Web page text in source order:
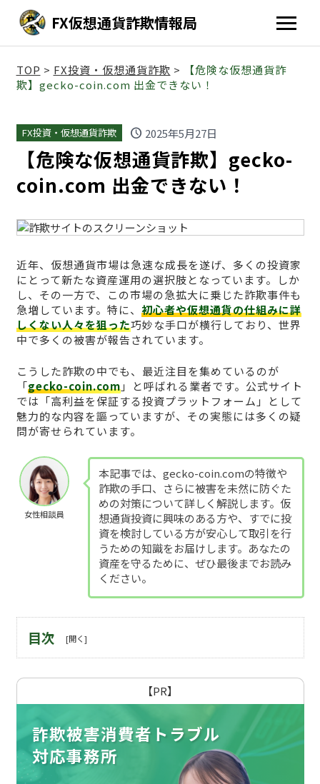
FX仮想通貨詐欺情報局
TOP > FX投資・仮想通貨詐欺 >
【危険な仮想通貨詐
欺】gecko-coin.com 出金できない！
FX投資・仮想通貨詐欺 schedule 2025年5月27日
【危険な仮想通貨詐欺】gecko-
coin.com 出金できない！
近年、仮想通貨市場は急速な成長を遂げ、多くの投資家
にとって新たな資産運用の選択肢となっています。しか
し、その一方で、この市場の急拡大に乗じた詐欺事件も
急増しています。特に、 初心者や仮想通貨の仕組みに詳
しくない人々を狙った巧妙な手口が横行しており、世界
中で多くの被害が報告されています。
こうした詐欺の中でも、最近注目を集めているのが
「gecko-coin.com」と呼ばれる業者です。公式サイト
では「高利益を保証する投資プラットフォーム」として
魅力的な内容を謳っていますが、その実態には多くの疑
問が寄せられています。
女性相談員
本記事では、gecko-coin.comの特徴や
詐欺の手口、さらに被害を未然に防ぐた
めの対策について詳しく解説します。仮
想通貨投資に興味のある方や、すでに投
資を検討している方が安心して取引を行
うための知識をお届けします。あなたの
資産を守るために、ぜひ最後までお読み
ください。
目次
【PR】
詐欺被害消費者トラブル
対応事務所